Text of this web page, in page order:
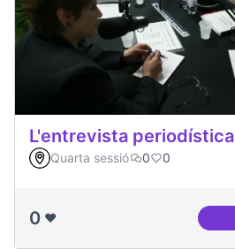
L'entrevista periodística
Quarta sessió 0 0
0 ❤️